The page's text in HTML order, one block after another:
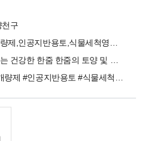
천구